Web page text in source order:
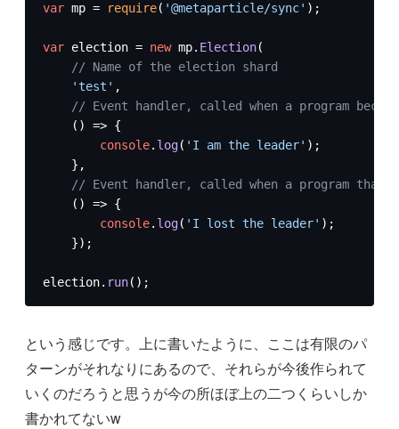
var mp = require( '@metaparticle/sync' );
var election = new mp. Election(
// Name of the election shard
'test' ,
// Event handler, called when a program
() => {
console. log( 'I am the leader' );
    },
// Event handler, called when a program that
() => {
console. log( 'I lost the leader' );
    });
election. run();
という感じです。上に書いたように、ここは有限のパ
ターンがそれなりにあるので、それらが今後作られて
いくのだろうと思うが今の所ほぼ上の二つくらいしか
書かれてないw